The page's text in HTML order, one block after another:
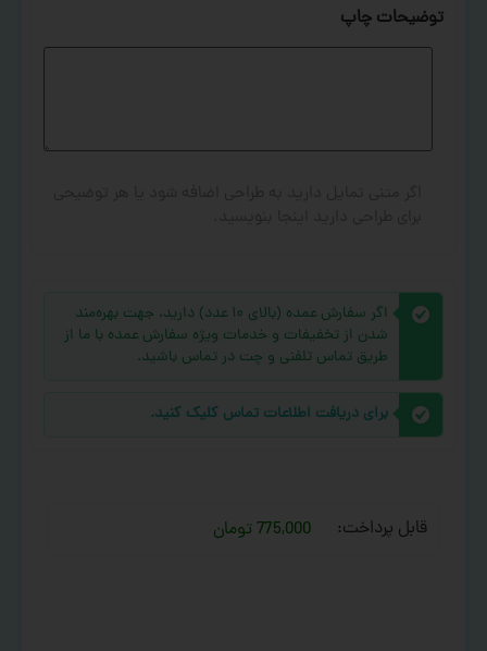
توضیحات چاپ
اگر سفارش عمده (بالای ۱۰ عدد) دارید، جهت بهره‌مند
شدن از تخفیفات و خدمات ویژه سفارش عمده با ما از
طریق تماس تلفنی و چت در تماس باشید.
برای دریافت اطلاعات تماس کلیک کنید.
قابل پرداخت: 775,000 تومان